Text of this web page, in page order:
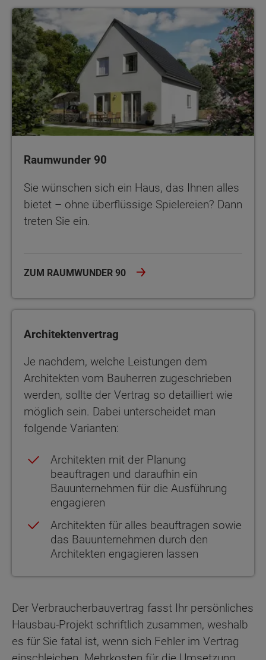
Raumwunder 90
Raumwunder 90
Sie wünschen sich ein Haus, das Ihnen alles
bietet – ohne überflüssige Spielereien? Dann
treten Sie ein.
ZUM RAUMWUNDER 90
Architektenvertrag
Je nachdem, welche Leistungen dem
Architekten vom Bauherren zugeschrieben
werden, sollte der Vertrag so detailliert wie
möglich sein. Dabei unterscheidet man
folgende Varianten:
Architekten mit der Planung
beauftragen und daraufhin ein
Bauunternehmen für die Ausführung
engagieren
Architekten für alles beauftragen sowie
das Bauunternehmen durch den
Architekten engagieren lassen
Der Verbraucherbauvertrag fasst Ihr persönliches
Hausbau-Projekt schriftlich zusammen, weshalb
es für Sie fatal ist, wenn sich Fehler im Vertrag